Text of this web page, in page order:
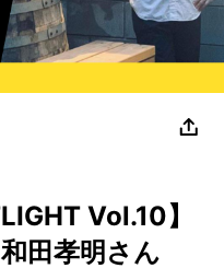
Vol.10】
田孝明さん